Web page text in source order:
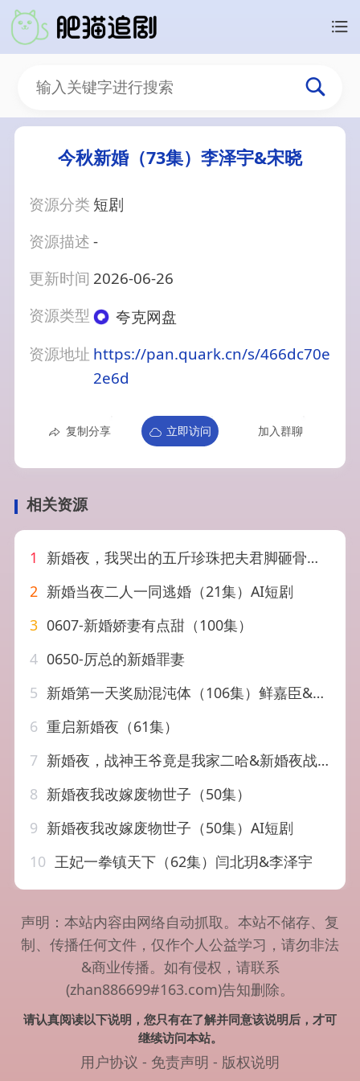
今秋新婚（73集）李泽宇&宋晓
资源分类 短剧
资源描述-
更新时间 2026-06-26
资源类型
夸克网盘
资源地址 https://pan.quark.cn/s/466dc70e
2e6d
复制分享 立即访问 加入群聊
相关资源
1
新婚夜，我哭出的五斤珍珠把夫君脚砸骨折了&新婚夜我哭出的五斤珍珠把夫君脚砸骨折了（50集）AI短剧
2 新婚当夜二人一同逃婚（21集）AI短剧
3 0607-新婚娇妻有点甜（100集）
4 0650-厉总的新婚罪妻
5 新婚第一天奖励混沌体（106集）鲜嘉臣&宋妍初&初一
6 重启新婚夜（61集）
7 新婚夜，战神王爷竟是我家二哈&新婚夜战神王爷竟是我家二哈（32集）AI短剧
8 新婚夜我改嫁废物世子（50集）
9 新婚夜我改嫁废物世子（50集）AI短剧
10 王妃一拳镇天下（62集）闫北玥&李泽宇
声明：本站内容由网络自动抓取。本站不储存、复
制、传播任何文件，仅作个人公益学习，请勿非法
&商业传播。如有侵权，请联系
(zhan886699#163.com)告知删除。
请认真阅读以下说明，您只有在了解并同意该说明后，才可
继续访问本站。
用户协议 - 免责声明 - 版权说明